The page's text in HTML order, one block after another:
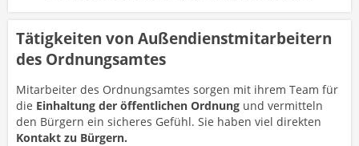
Tätigkeiten von Außendienstmitarbeitern
des Ordnungsamtes
Mitarbeiter des Ordnungsamtes sorgen mit ihrem Team für
die Einhaltung der öffentlichen Ordnung und vermitteln
den Bürgern ein sicheres Gefühl. Sie haben viel direkten
Kontakt zu Bürgern.